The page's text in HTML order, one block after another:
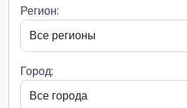
Регион:
Город: